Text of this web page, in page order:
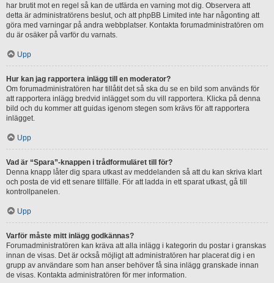
har brutit mot en regel så kan de utfärda en varning mot dig. Observera att
detta är administratörens beslut, och att phpBB Limited inte har någonting att
göra med varningar på andra webbplatser. Kontakta forumadministratören om
du är osäker på varför du varnats.
Upp
Hur kan jag rapportera inlägg till en moderator?
Om forumadministratören har tillåtit det så ska du se en bild som används för
att rapportera inlägg bredvid inlägget som du vill rapportera. Klicka på denna
bild och du kommer att guidas igenom stegen som krävs för att rapportera
inlägget.
Upp
Vad är “Spara”-knappen i trådformuläret till för?
Denna knapp låter dig spara utkast av meddelanden så att du kan skriva klart
och posta de vid ett senare tillfälle. För att ladda in ett sparat utkast, gå till
kontrollpanelen.
Upp
Varför måste mitt inlägg godkännas?
Forumadministratören kan kräva att alla inlägg i kategorin du postar i granskas
innan de visas. Det är också möjligt att administratören har placerat dig i en
grupp av användare som han anser behöver få sina inlägg granskade innan
de visas. Kontakta administratören för mer information.